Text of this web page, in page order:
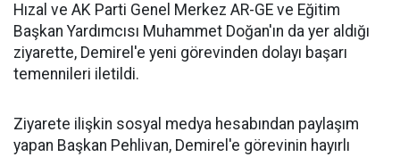
Hızal ve AK Parti Genel Merkez AR-GE ve Eğitim
Başkan Yardımcısı Muhammet Doğan'ın da yer aldığı
ziyarette, Demirel'e yeni görevinden dolayı başarı
temennileri iletildi.
Ziyarete ilişkin sosyal medya hesabından paylaşım
yapan Başkan Pehlivan, Demirel'e görevinin hayırlı